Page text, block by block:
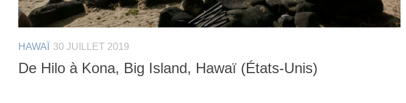
HAWAÏ 30 JUILLET 2019
De Hilo à Kona, Big Island, Hawaï (États-Unis)